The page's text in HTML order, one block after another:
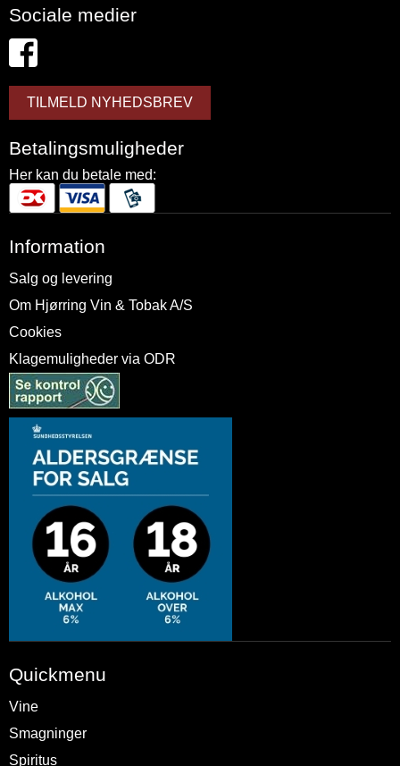
Sociale medier
TILMELD NYHEDSBREV
Betalingsmuligheder
Her kan du betale med:
Information
Salg og levering
Om Hjørring Vin & Tobak A/S
Cookies
Klagemuligheder via ODR
Quickmenu
Vine
Smagninger
Spiritus